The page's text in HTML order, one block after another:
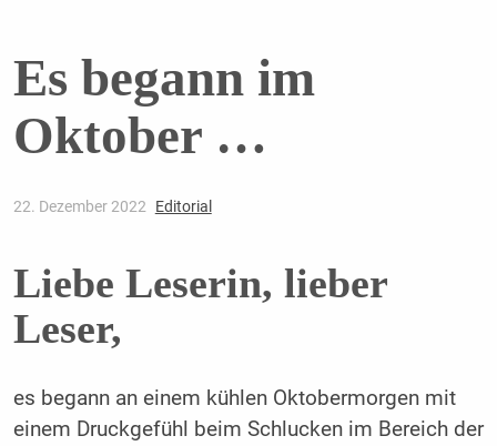
Es begann im
Oktober …
22. Dezember 2022 Editorial
Liebe Leserin, lieber
Leser,
es begann an einem kühlen Oktobermorgen mit
einem Druckgefühl beim Schlucken im Bereich der